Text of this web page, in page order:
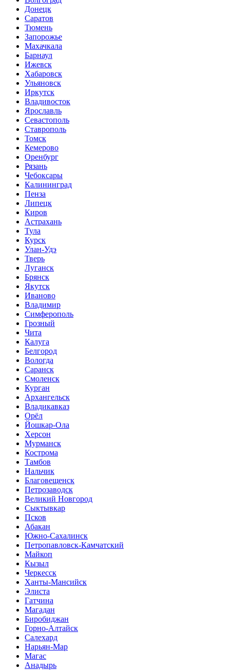
Донецк
Саратов
Тюмень
Запорожье
Махачкала
Барнаул
Ижевск
Хабаровск
Ульяновск
Иркутск
Владивосток
Ярославль
Севастополь
Ставрополь
Томск
Кемерово
Оренбург
Рязань
Чебоксары
Калининград
Пенза
Липецк
Киров
Астрахань
Тула
Курск
Улан-Удэ
Тверь
Луганск
Брянск
Якутск
Иваново
Владимир
Симферополь
Грозный
Чита
Калуга
Белгород
Вологда
Саранск
Смоленск
Курган
Архангельск
Владикавказ
Орёл
Йошкар-Ола
Херсон
Мурманск
Кострома
Тамбов
Нальчик
Благовещенск
Петрозаводск
Великий Новгород
Сыктывкар
Псков
Абакан
Южно-Сахалинск
Петропавловск-Камчатский
Майкоп
Кызыл
Черкесск
Ханты-Мансийск
Элиста
Гатчина
Магадан
Биробиджан
Горно-Алтайск
Салехард
Нарьян-Мар
Магас
Анадырь